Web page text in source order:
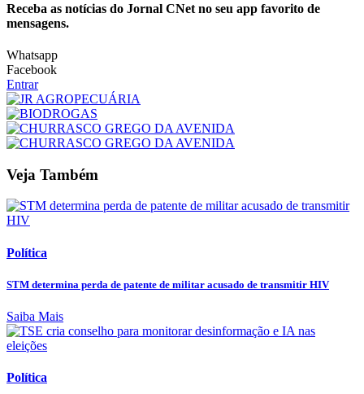
Receba as notícias do Jornal CNet no seu app favorito de
mensagens.
Whatsapp
Facebook
Entrar
Veja Também
Política
STM determina perda de patente de militar acusado de transmitir HIV
Saiba Mais
Política